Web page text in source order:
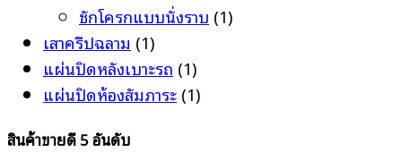
ชักโครกแบบนั่งราบ (1)
เสาครีปฉลาม (1)
แผ่นปิดหลังเบาะรถ (1)
แผ่นปิดห้องสัมภาระ (1)
สินค้าขายดี 5 อันดับ